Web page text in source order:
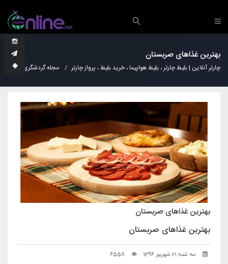
بهترین غذاهای صربستان
چارتر آنلاین | بلیط چارتر ، بلیط هواپیما ، خرید بلیط ، پرواز چارتر مجله گردشگری
بهترین غذاهای صربستان
بهترین غذاهای صربستان
سه شنبه 21 شهریور 1396 6558